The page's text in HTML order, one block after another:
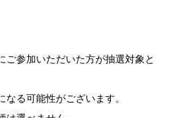
参加いただいた方が抽選対象と
る可能性がございます。